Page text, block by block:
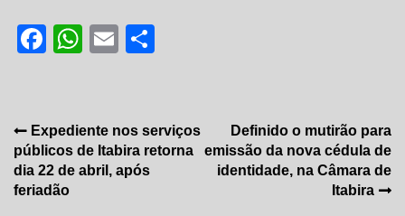
Facebook
WhatsApp
Email
Navegação
de
Post
Expediente nos serviços
públicos de Itabira retorna
dia 22 de abril, após
feriadão
Definido o mutirão para
emissão da nova cédula de
identidade, na Câmara de
Itabira